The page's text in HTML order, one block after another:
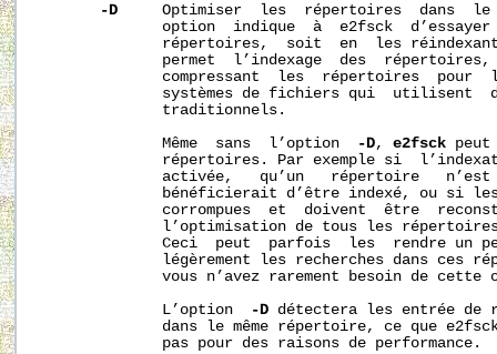
-D
Optimiser  les  répertoires  dans
option  indique  à  e2fsck
répertoires,  soit  en  les
permet  l’indexage  des
compressant  les  répertoires  pour
systèmes de fichiers qui  utilisent
              traditionnels.
              Même  sans  l’option
-D, e2fsck peut
répertoires. Par exemple si
activée,   qu’un   répertoire
bénéficierait d’être indexé, ou si
corrompues  et  doivent  être
l’optimisation de tous les
Ceci  peut  parfois  les  rendre un
légèrement les recherches dans ces
vous n’avez rarement besoin de cette
              L’option
-D détectera les entrée de
dans le même répertoire, ce que
              pas pour des raisons de performance.